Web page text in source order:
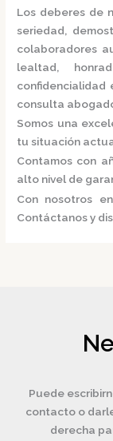
Los deberes de
seriedad,
colaboradores
lealtad,
confidencialidad
consulta
Somos una
tu situación
Contamos con
alto nivel de
Con nosotros
Contáctanos y
Puede
contacto o
derecha